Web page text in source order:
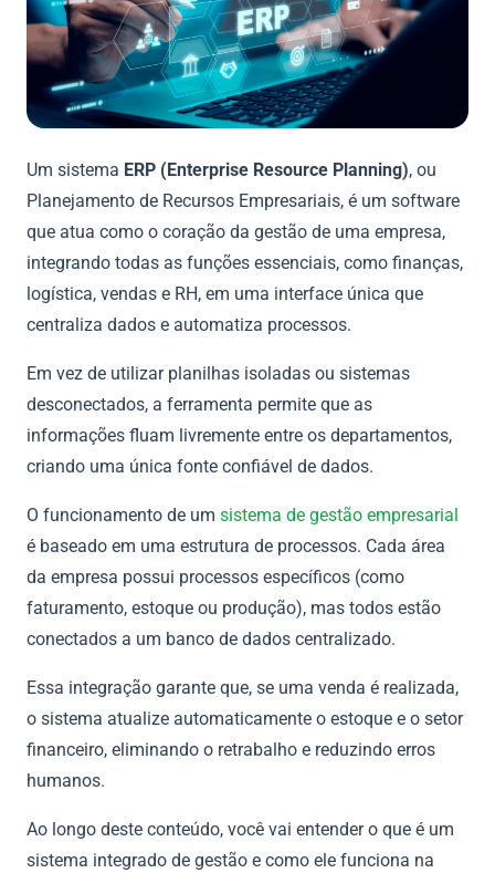
Um sistema ERP (Enterprise Resource Planning), ou
Planejamento de Recursos Empresariais, é um software
que atua como o coração da gestão de uma empresa,
integrando todas as funções essenciais, como finanças,
logística, vendas e RH, em uma interface única que
centraliza dados e automatiza processos.
Em vez de utilizar planilhas isoladas ou sistemas
desconectados, a ferramenta permite que as
informações fluam livremente entre os departamentos,
criando uma única fonte confiável de dados.
O funcionamento de um sistema de gestão empresarial
é baseado em uma estrutura de processos. Cada área
da empresa possui processos específicos (como
faturamento, estoque ou produção), mas todos estão
conectados a um banco de dados centralizado.
Essa integração garante que, se uma venda é realizada,
o sistema atualize automaticamente o estoque e o setor
financeiro, eliminando o retrabalho e reduzindo erros
humanos.
Ao longo deste conteúdo, você vai entender o que é um
sistema integrado de gestão e como ele funciona na